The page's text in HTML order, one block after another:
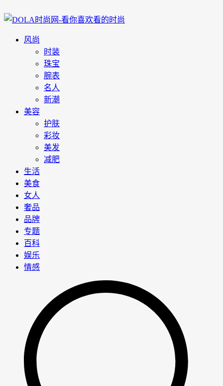
风尚
时装
珠宝
腕表
名人
新潮
美容
护肤
彩妆
美发
减肥
生活
美食
女人
奢品
品牌
专题
百科
娱乐
情感